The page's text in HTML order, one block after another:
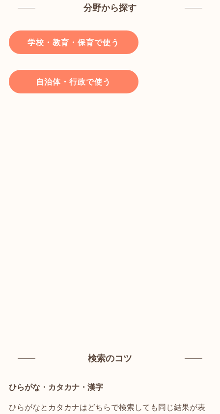
分野から探す
学校・教育・保育で使う
自治体・行政で使う
検索のコツ
ひらがな・カタカナ・漢字
ひらがなとカタカナはどちらで検索しても同じ結果が表